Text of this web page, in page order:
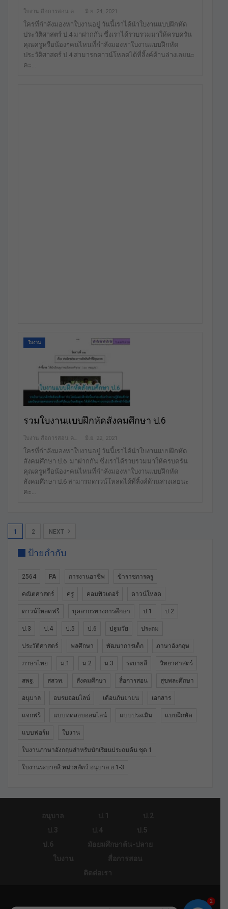
มิ.ย. 24, 2021
ใครที่กำลังมองหาใบงานอยู่ วันนี้เราได้นำใบงานแบบฝึกหัด
ประวัติศาสตร์ ป.4 มาฝากกัน ซึ่งเราได้รวบรวมมาให้ครบครัน
คุณครูหรือน้องๆคนไหนที่กำลังมองหาใบงานแบบฝึกหัด
ประวัติศาสตร์ ป.4 สามารถดาวน์โหลดได้ที่ลิ้งค์ด้านล่างเลยนะ
คะ…
ใบงาน
รวมใบงานแบบฝึกหัดสังคมศึกษา ป.6
มิ.ย. 22, 2021
ใครที่กำลังมองหาใบงานอยู่ วันนี้เราได้นำใบงานแบบฝึกหัด
สังคมศึกษา ป.6 มาฝากกัน ซึ่งเราได้รวบรวมมาให้ครบครัน
คุณครูหรือน้องๆคนไหนที่กำลังมองหาใบงานแบบฝึกหัด
สังคมศึกษา ป.6 สามารถดาวน์โหลดได้ที่ลิ้งค์ด้านล่างเลยนะ
คะ…
1 2 NEXT
ป้ายกำกับ
2564 PA การงานอาชีพ ข้าราชการครู
คณิตศาสตร์ ครู คอมพิวเตอร์ ดาวน์โหลด
ดาวน์โหลดฟรี บุคลากรทางการศึกษา ป.1 ป.2
ป.3 ป.4 ป.5 ป.6 ปฐมวัย ประถม
ประวัติศาสตร์ พลศึกษา พัฒนาการเด็ก ภาษาอังกฤษ
ภาษาไทย ม.1 ม.2 ม.3 ระบายสี วิทยาศาสตร์
สพฐ. สสวท. สังคมศึกษา สื่อการสอน สุขพละศึกษา
อนุบาล อบรมออนไลน์ เดือนกันยายน เอกสาร
แจกฟรี แบบทดสอบออนไลน์ แบบประเมิน แบบฝึกหัด
แบบฟอร์ม ใบงาน
ใบงานภาษาอังกฤษสำหรับนักเรียนประถมต้น ชุด 1
ใบงานระบายสี หน่วยสัตว์ อนุบาล อ.1-3
อนุบาล ป.1
ป.2
ป.3
ป.4
ป.5
ป.6
มัธยมศึกษาต้น-ปลาย
ใบงาน
สื่อการสอน
ติดต่อเรา
2